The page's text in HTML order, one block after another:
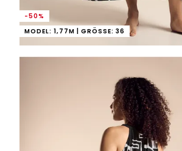
-50%
MODEL: 1,77M | GRÖSSE: 36